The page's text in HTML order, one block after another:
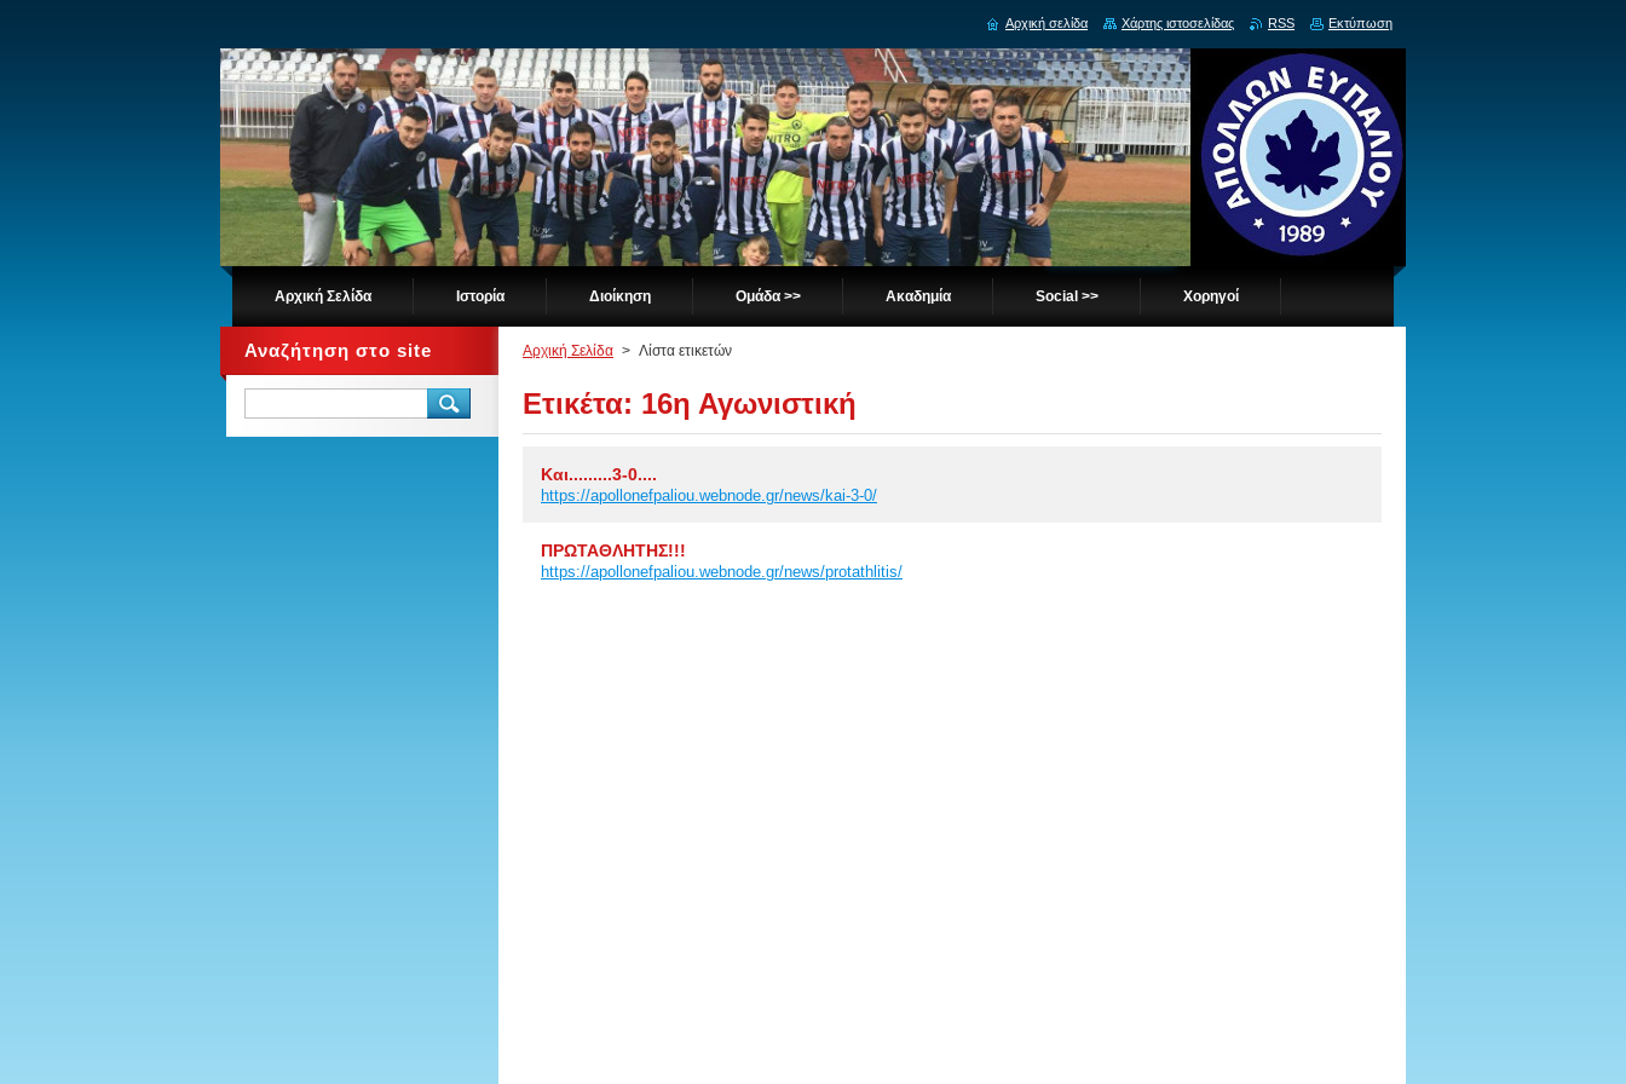
Αρχική Σελίδα Ιστορία Διοίκηση Ομάδα >> Ακαδημία Social >> Χορηγοί
Αρχική Σελίδα > Λίστα ετικετών
Ετικέτα: 16η Αγωνιστική
Και.........3-0....
https://apollonefpaliou.webnode.gr/news/kai-3-0/
ΠΡΩΤΑΘΛΗΤΗΣ!!!
https://apollonefpaliou.webnode.gr/news/protathlitis/
Αναζήτηση στο site
Αρχική σελίδα Χάρτης ιστοσελίδας RSS Εκτύπωση